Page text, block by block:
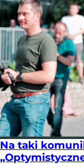
Na taki